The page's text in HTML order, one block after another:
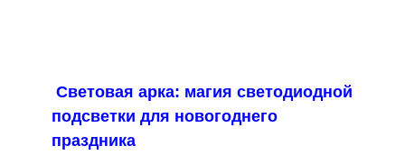
Световая арка: магия светодиодной
подсветки для новогоднего
праздника